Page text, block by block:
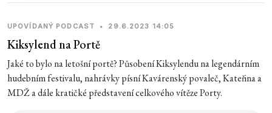
UPOVÍDANÝ PODCAST • 29.6.2023 14:05
Kiksylend na Portě
Jaké to bylo na letošní portě? Působení Kiksylendu na legendárním
hudebním festivalu, nahrávky písní Kavárenský povaleč, Kateřina a
MDŽ a dále kratičké představení celkového vítěze Porty.